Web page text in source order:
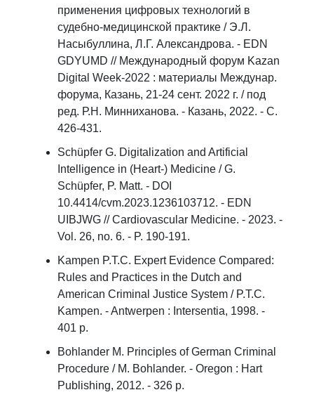
применения цифровых технологий в
судебно-медицинской практике / Э.Л.
Насыбуллина, Л.Г. Александрова. - EDN
GDYUMD // Международный форум Kazan
Digital Week-2022 : материалы Междунар.
форума, Казань, 21-24 сент. 2022 г. / под
ред. Р.Н. Минниханова. - Казань, 2022. - С.
426-431.
Schüpfer G. Digitalization and Artificial
Intelligence in (Heart-) Medicine / G.
Schüpfer, P. Matt. - DOI
10.4414/cvm.2023.1236103712. - EDN
UIBJWG // Cardiovascular Medicine. - 2023. -
Vol. 26, no. 6. - P. 190-191.
Kampen P.T.C. Expert Evidence Compared:
Rules and Practices in the Dutch and
American Criminal Justice System / P.T.C.
Kampen. - Antwerpen : Intersentia, 1998. -
401 p.
Bohlander M. Principles of German Criminal
Procedure / M. Bohlander. - Oregon : Hart
Publishing, 2012. - 326 p.